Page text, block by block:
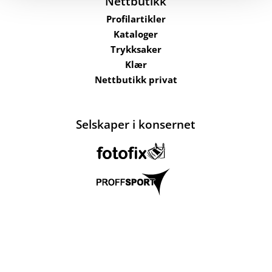
Profilartikler
Kataloger
Trykksaker
Klær
Nettbutikk privat
Selskaper i konsernet